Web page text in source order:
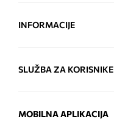
INFORMACIJE
SLUŽBA ZA KORISNIKE
MOBILNA APLIKACIJA